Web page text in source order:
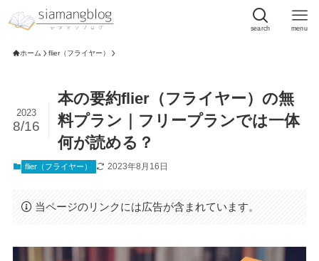
search menu
ホーム flier（フライヤー）
本の要約flier（フライヤー）の無
料プラン｜フリープランでは一体
何が読める？
2023
8/16
flier（フライヤー） 2023年8月16日
当ページのリンクには広告が含まれています。